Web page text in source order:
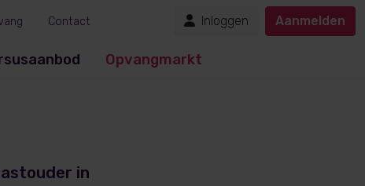
Opvangmarkt
Contact Inloggen Aanmelden
in